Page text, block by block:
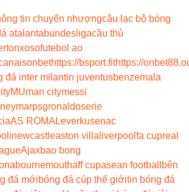
tin chuyển nhượngcâu lạc bộ bóng
atalantabundesligacầu thủ
xosofutebol ao
onbethttps://bsport.fithttps://
đá inter milantin juventusbenzema la
MUman citymessi
neymarpsgronaldoserie
AS ROMALeverkusenac
newcastleaston villa liverpool fa cupreal
Ajaxbao bong
bournemouthaff cupasean football bên
đá mớibóng đá cúp thế giớitin bóng đá